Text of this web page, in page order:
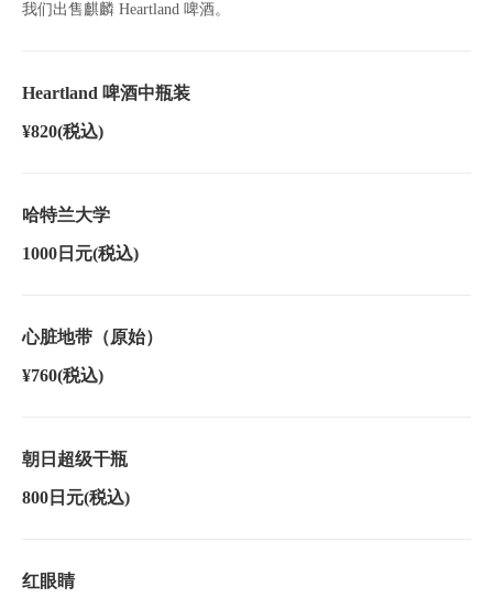
我们出售麒麟 Heartland 啤酒。
Heartland 啤酒中瓶装
¥820(税込)
哈特兰大学
1000日元(税込)
心脏地带（原始）
¥760(税込)
朝日超级干瓶
800日元(税込)
红眼睛